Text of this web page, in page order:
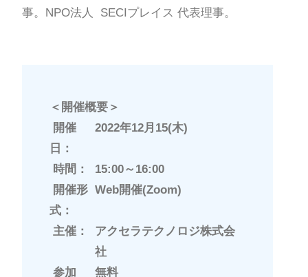
事。NPO法人 SECIプレイス 代表理事。
＜開催概要＞
開催
日：
2022年12月15(木)
時間：
15:00～16:00
開催形
式：
Web開催(Zoom)
主催：
アクセラテクノロジ株式会
社
参加
無料